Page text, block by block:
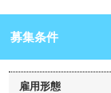
募集条件
雇用形態